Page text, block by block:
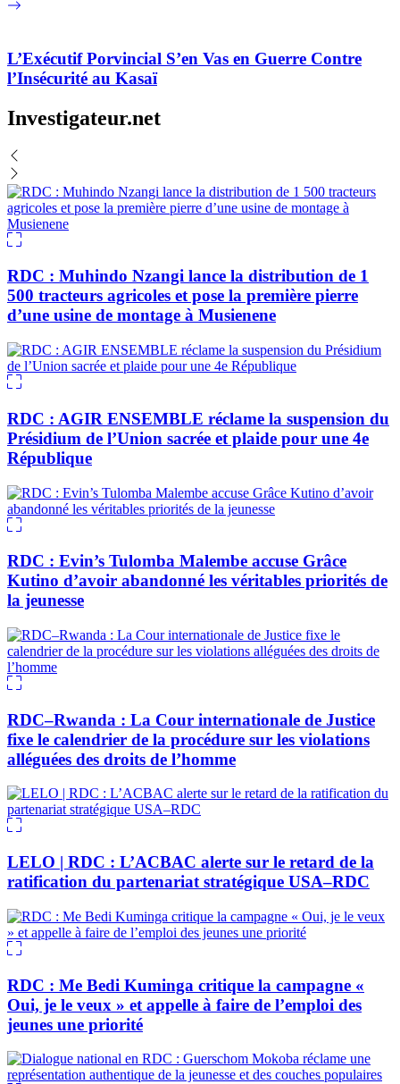
L’Exécutif Porvincial S’en Vas en Guerre Contre
l’Insécurité au Kasaï
Investigateur.net
RDC : Muhindo Nzangi lance la distribution de 1
500 tracteurs agricoles et pose la première pierre
d’une usine de montage à Musienene
RDC : AGIR ENSEMBLE réclame la suspension du
Présidium de l’Union sacrée et plaide pour une 4e
République
RDC : Evin’s Tulomba Malembe accuse Grâce
Kutino d’avoir abandonné les véritables priorités de
la jeunesse
RDC–Rwanda : La Cour internationale de Justice
fixe le calendrier de la procédure sur les violations
alléguées des droits de l’homme
LELO | RDC : L’ACBAC alerte sur le retard de la
ratification du partenariat stratégique USA–RDC
RDC : Me Bedi Kuminga critique la campagne «
Oui, je le veux » et appelle à faire de l’emploi des
jeunes une priorité